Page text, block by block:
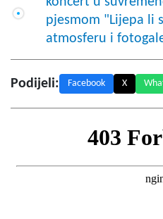
pjesmom "Lijepa li
atmosferu i
Podijeli: Facebook X